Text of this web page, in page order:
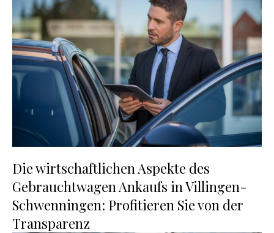
Die wirtschaftlichen Aspekte des
Gebrauchtwagen Ankaufs in Villingen-
Schwenningen: Profitieren Sie von der
Transparenz